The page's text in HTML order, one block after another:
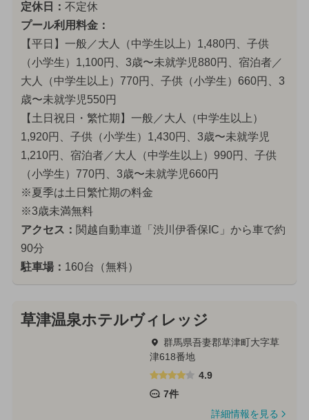
定休日： 不定休
プール利用料金：
【平日】一般／大人（中学生以上）1,480円、子供
（小学生）1,100円、3歳〜未就学児880円、宿泊者／
大人（中学生以上）770円、子供（小学生）660円、3
歳〜未就学児550円
【土日祝日・繁忙期】一般／大人（中学生以上）
1,920円、子供（小学生）1,430円、3歳〜未就学児
1,210円、宿泊者／大人（中学生以上）990円、子供
（小学生）770円、3歳〜未就学児660円
※夏季は土日繁忙期の料金
※3歳未満無料
アクセス： 関越自動車道「渋川伊香保IC」から車で約
90分
駐車場： 160台（無料）
草津温泉ホテルヴィレッジ
群馬県吾妻郡草津町大字草
津618番地
4.9
7件
詳細情報を見る